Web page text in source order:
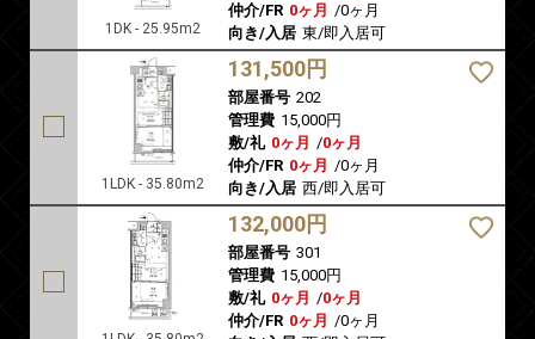
1DK - 25.95m2
仲介/FR 0ヶ月 /0ヶ月
向き/入居 東/即入居可
1LDK - 35.80m2
131,500円
部屋番号 202
管理費 15,000円
敷/礼 0ヶ月 /0ヶ月
仲介/FR 0ヶ月 /0ヶ月
向き/入居 西/即入居可
132,000円
部屋番号 301
管理費 15,000円
敷/礼 0ヶ月 /0ヶ月
仲介/FR 0ヶ月 /0ヶ月